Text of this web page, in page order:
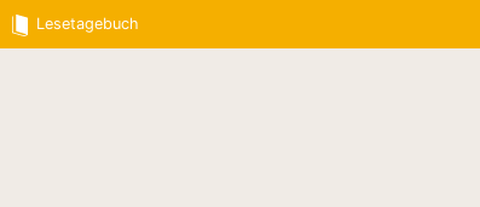
Lesetagebuch